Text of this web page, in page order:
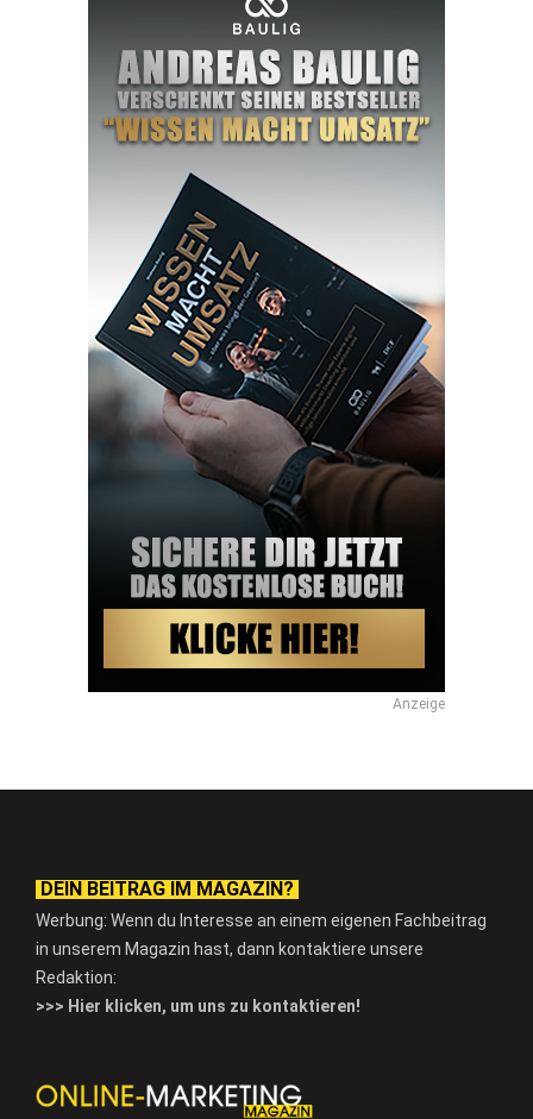
Anzeige
DEIN BEITRAG IM MAGAZIN?
Werbung: Wenn du Interesse an einem eigenen Fachbeitrag
in unserem Magazin hast, dann kontaktiere unsere
Redaktion:
>>> Hier klicken, um uns zu kontaktieren!